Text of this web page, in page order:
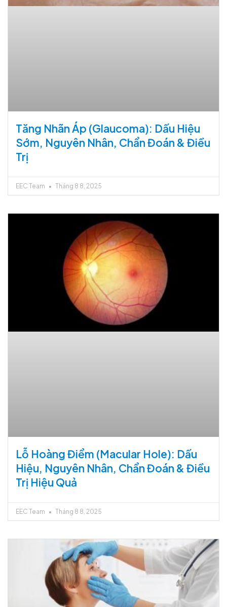
Tăng Nhãn Áp (Glaucoma): Dấu Hiệu
Sớm, Nguyên Nhân, Chẩn Đoán & Điều
Trị
EEC Team Tháng 8 8, 2025
Lỗ Hoàng Điểm (Macular Hole): Dấu
Hiệu, Nguyên Nhân, Chẩn Đoán & Điều
Trị Hiệu Quả
EEC Team Tháng 8 8, 2025